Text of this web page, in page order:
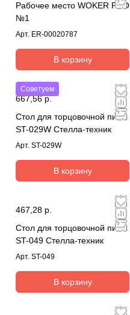
Рабочее место WOKER PRO
№1
Арт. ER-00020787
В корзину
Советуем
667,56 р.
Стол для торцовочной пилы
ST-029W Стелла-техник
Арт. ST-029W
В корзину
467,28 р.
Стол для торцовочной пилы
ST-049 Стелла-техник
Арт. ST-049
В корзину